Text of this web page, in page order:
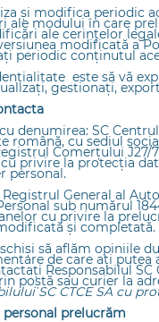
și modifica periodic
ale modului în care
ale cerințelor
modificată a
periodic conținutul
este să vă
gestionați,
denumirea: SC
română, cu sediul
Comerțului J27/
cu privire la protecția
personal.
General al
sub numărul
cu privire la
şi completată.
să aflăm opiniile
de care ați putea
Responsabilul SC
poștă sau curier la
SC CTCE SA cu
prelucrăm